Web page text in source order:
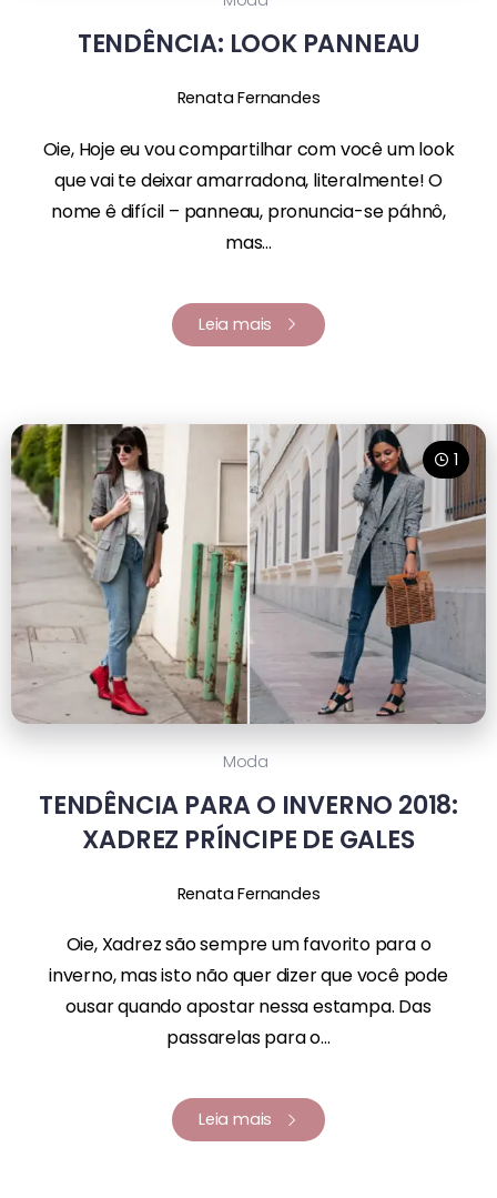
TENDÊNCIA: LOOK PANNEAU
Renata Fernandes
Oie, Hoje eu vou compartilhar com você um look
que vai te deixar amarradona, literalmente! O
nome ê difícil – panneau, pronuncia-se páhnô,
mas...
Leia mais
1
Moda
TENDÊNCIA PARA O INVERNO 2018:
XADREZ PRÍNCIPE DE GALES
Renata Fernandes
Oie, Xadrez são sempre um favorito para o
inverno, mas isto não quer dizer que você pode
ousar quando apostar nessa estampa. Das
passarelas para o...
Leia mais